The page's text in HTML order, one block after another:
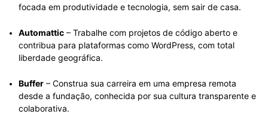
focada em produtividade e tecnologia, sem sair de casa.
Automattic – Trabalhe com projetos de código aberto e
contribua para plataformas como WordPress, com total
liberdade geográfica.
Buffer – Construa sua carreira em uma empresa remota
desde a fundação, conhecida por sua cultura transparente e
colaborativa.